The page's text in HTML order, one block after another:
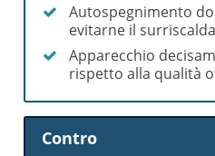
Autospegnimento
evitarne il
Apparecchio
rispetto alla qualità
Contro